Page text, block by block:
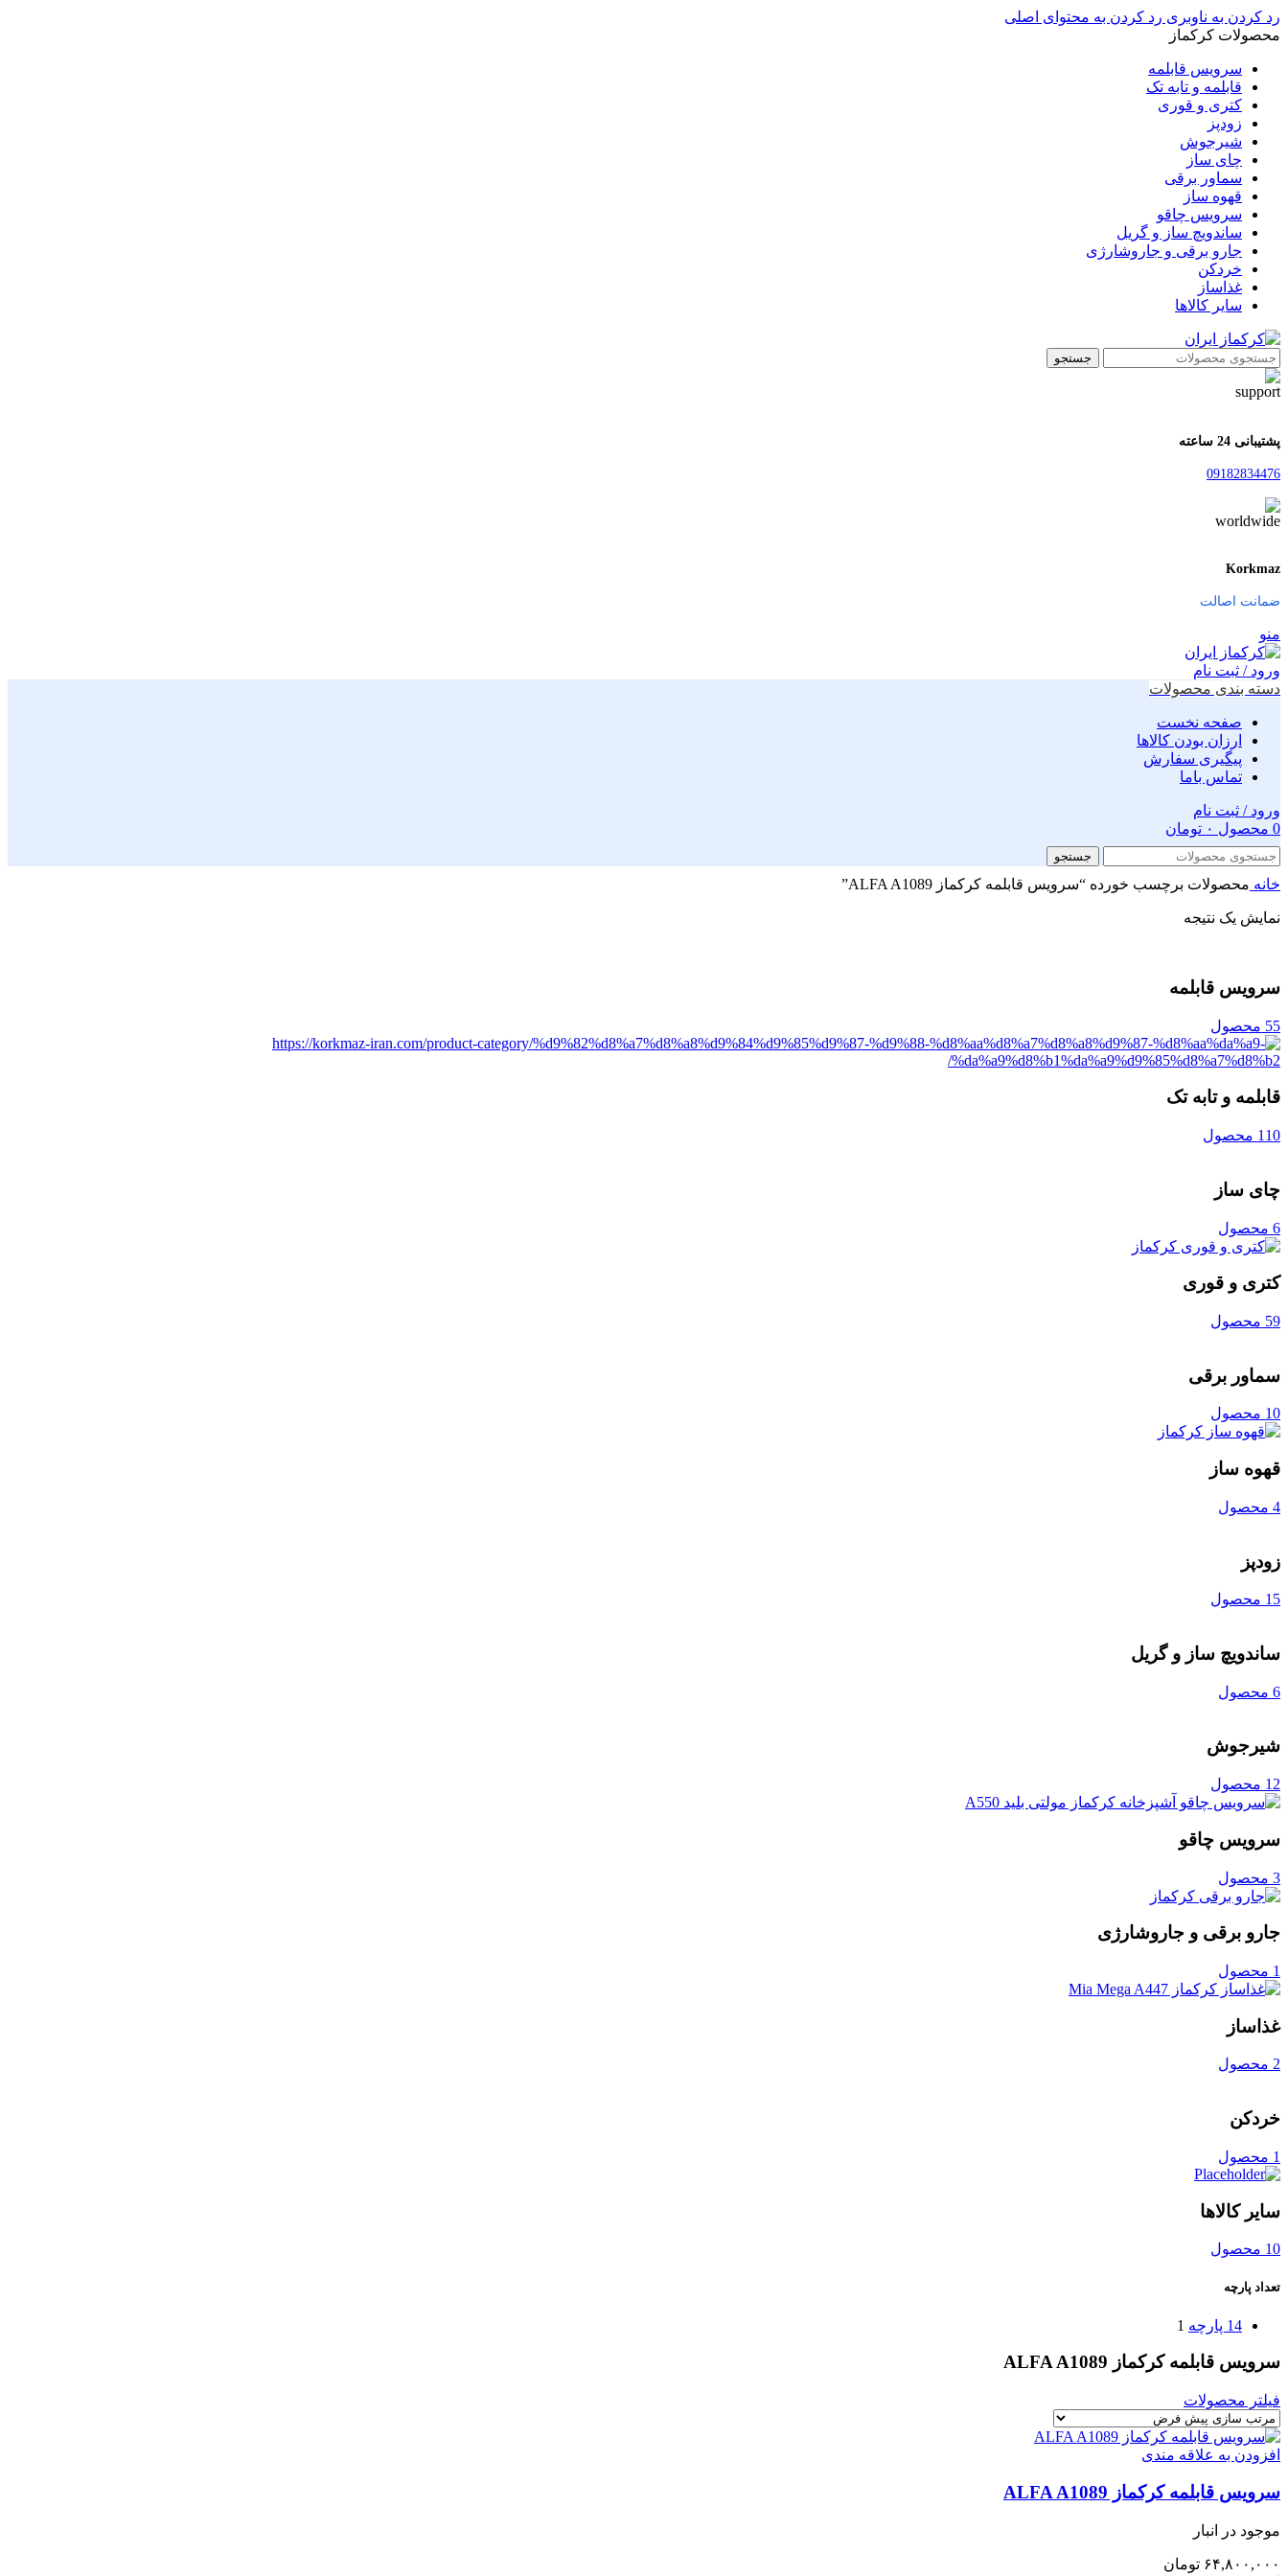
رد کردن به ناوبری رد کردن به محتوای اصلی
محصولات کرکماز
سرویس قابلمه
قابلمه و تابه تک
کتری و قوری
زودپز
شیرجوش
چای ساز
سماور برقی
قهوه ساز
سرویس چاقو
ساندویچ ساز و گریل
جارو برقی و جاروشارژی
خردکن
غذاساز
سایر کالاها
جستجو
پشتیبانی 24 ساعته
09182834476
Korkmaz
ضمانت اصالت
منو
ورود / ثبت نام
دسته بندی محصولات
صفحه نخست
ارزان بودن کالاها
پیگیری سفارش
تماس باما
ورود / ثبت نام
0 محصول ۰ تومان
جستجو
خانه محصولات برچسب خورده “سرویس قابلمه کرکماز ALFA A1089”
نمایش یک نتیجه
سرویس قابلمه
55 محصول
قابلمه و تابه تک
110 محصول
چای ساز
6 محصول
کتری و قوری
59 محصول
سماور برقی
10 محصول
قهوه ساز
4 محصول
زودپز
15 محصول
ساندویچ ساز و گریل
6 محصول
شیرجوش
12 محصول
سرویس چاقو
3 محصول
جارو برقی و جاروشارژی
1 محصول
غذاساز
2 محصول
خردکن
1 محصول
سایر کالاها
10 محصول
تعداد پارچه
14 پارچه 1
سرویس قابلمه کرکماز ALFA A1089
فیلتر محصولات
افزودن به علاقه مندی
سرویس قابلمه کرکماز ALFA A1089
موجود در انبار
۶۴,۸۰۰,۰۰۰ تومان